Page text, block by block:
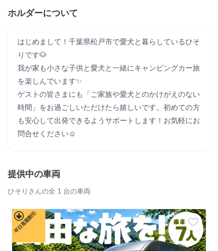
ホルダーについて
はじめまして！千葉県松戸市で愛犬と暮らしているひそ
りです🐶
我が家も小さな子供と愛犬と一緒にキャンピングカー旅
を楽しんでいます✨
ゲストの皆さまにも「ご家族や愛犬とのかけがえのない
時間」をお過ごしいただけたら嬉しいです。初めての方
も安心して出発できるようサポートします！お気軽にお
問合せください☺
提供中の車両
ひそりさんの全 1 台の車両
平日長期割引